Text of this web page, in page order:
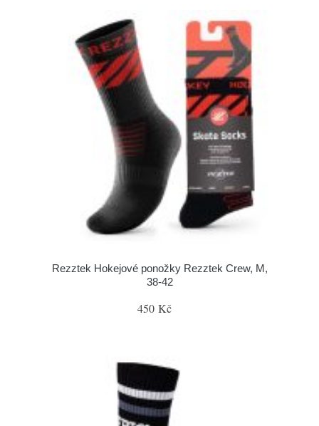
Rezztek Hokejové ponožky Rezztek Crew, M,
38-42
450 Kč